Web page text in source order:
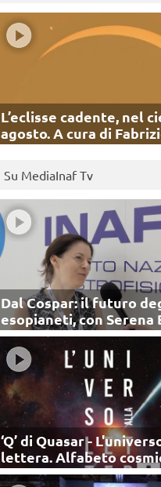
L’eclisse cadente, nel
agosto. A cura di
Su MediaInaf Tv
Dal Cospar: il futuro
esopianeti, con Serena
‘Q’ di Quasar -
lettera. Alfabeto